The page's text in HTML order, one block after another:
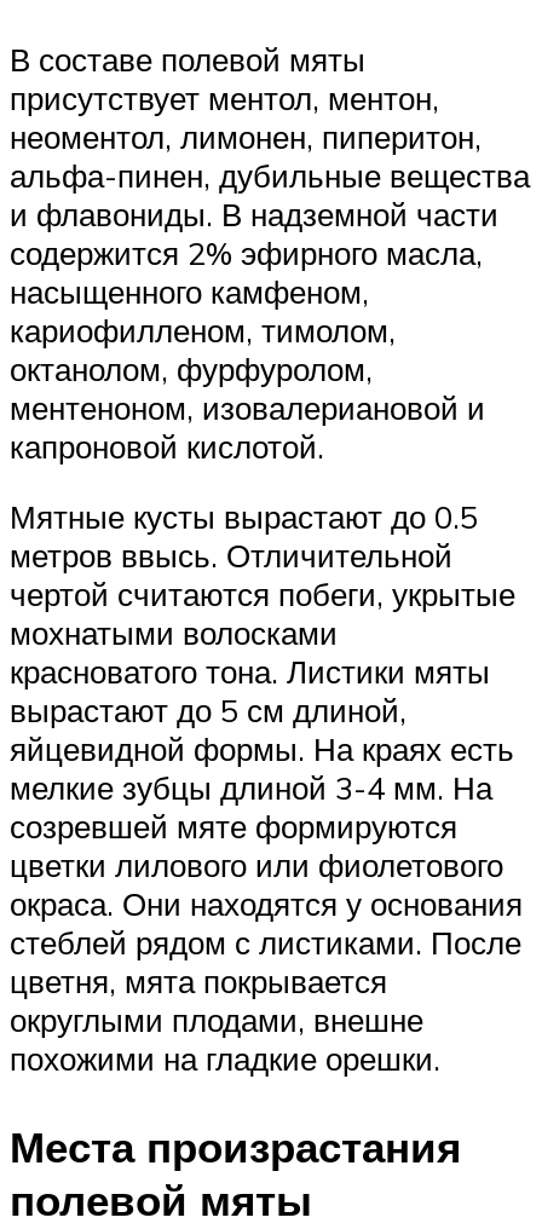
В составе полевой мяты
присутствует ментол, ментон,
неоментол, лимонен, пиперитон,
альфа-пинен, дубильные вещества
и флавониды. В надземной части
содержится 2% эфирного масла,
насыщенного камфеном,
кариофилленом, тимолом,
октанолом, фурфуролом,
ментеноном, изовалериановой и
капроновой кислотой.
Мятные кусты вырастают до 0.5
метров ввысь. Отличительной
чертой считаются побеги, укрытые
мохнатыми волосками
красноватого тона. Листики мяты
вырастают до 5 см длиной,
яйцевидной формы. На краях есть
мелкие зубцы длиной 3-4 мм. На
созревшей мяте формируются
цветки лилового или фиолетового
окраса. Они находятся у основания
стеблей рядом с листиками. После
цветня, мята покрывается
округлыми плодами, внешне
похожими на гладкие орешки.
Места произрастания
полевой мяты